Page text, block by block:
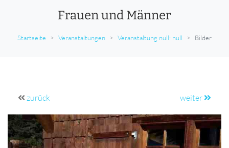
Frauen und Männer
Startseite Veranstaltungen Veranstaltung null: null Bilder
zurück weiter